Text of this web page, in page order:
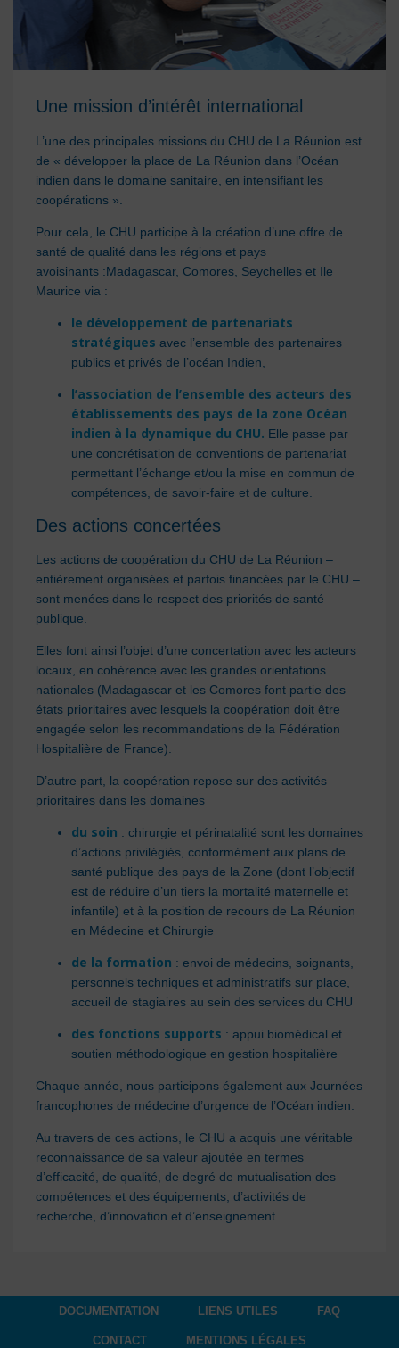
Une mission d’intérêt international
L’une des principales missions du CHU de La Réunion est
de « développer la place de La Réunion dans l’Océan
indien dans le domaine sanitaire, en intensifiant les
coopérations ».
Pour cela, le CHU participe à la création d’une offre de
santé de qualité dans les régions et pays
avoisinants :Madagascar, Comores, Seychelles et Ile
Maurice via :
le développement de partenariats
stratégiques avec l’ensemble des partenaires
publics et privés de l’océan Indien,
l’association de l’ensemble des acteurs des
établissements des pays de la zone Océan
indien à la dynamique du CHU. Elle passe par
une concrétisation de conventions de partenariat
permettant l’échange et/ou la mise en commun de
compétences, de savoir-faire et de culture.
Des actions concertées
Les actions de coopération du CHU de La Réunion –
entièrement organisées et parfois financées par le CHU –
sont menées dans le respect des priorités de santé
publique.
Elles font ainsi l’objet d’une concertation avec les acteurs
locaux, en cohérence avec les grandes orientations
nationales (Madagascar et les Comores font partie des
états prioritaires avec lesquels la coopération doit être
engagée selon les recommandations de la Fédération
Hospitalière de France).
D’autre part, la coopération repose sur des activités
prioritaires dans les domaines
du soin : chirurgie et périnatalité sont les domaines
d’actions privilégiés, conformément aux plans de
santé publique des pays de la Zone (dont l’objectif
est de réduire d’un tiers la mortalité maternelle et
infantile) et à la position de recours de La Réunion
en Médecine et Chirurgie
de la formation : envoi de médecins, soignants,
personnels techniques et administratifs sur place,
accueil de stagiaires au sein des services du CHU
des fonctions supports : appui biomédical et
soutien méthodologique en gestion hospitalière
Chaque année, nous participons également aux Journées
francophones de médecine d’urgence de l’Océan indien.
Au travers de ces actions, le CHU a acquis une véritable
reconnaissance de sa valeur ajoutée en termes
d’efficacité, de qualité, de degré de mutualisation des
compétences et des équipements, d’activités de
recherche, d’innovation et d’enseignement.
DOCUMENTATION LIENS UTILES FAQ
CONTACT MENTIONS LÉGALES